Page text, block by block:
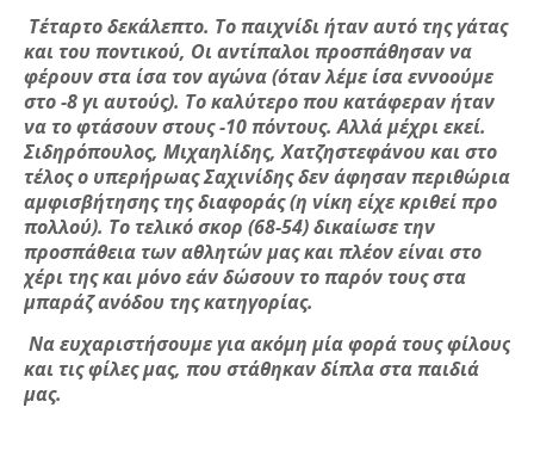
Τέταρτο δεκάλεπτο. Το παιχνίδι ήταν αυτό της γάτας
και του ποντικού, Οι αντίπαλοι προσπάθησαν να
φέρουν στα ίσα τον αγώνα (όταν λέμε ίσα εννοούμε
στο -8 γι αυτούς). Το καλύτερο που κατάφεραν ήταν
να το φτάσουν στους -10 πόντους. Αλλά μέχρι εκεί.
Σιδηρόπουλος, Μιχαηλίδης, Χατζηστεφάνου και στο
τέλος ο υπερήρωας Σαχινίδης δεν άφησαν περιθώρια
αμφισβήτησης της διαφοράς (η νίκη είχε κριθεί προ
πολλού). Το τελικό σκορ (68-54) δικαίωσε την
προσπάθεια των αθλητών μας και πλέον είναι στο
χέρι της και μόνο εάν δώσουν το παρόν τους στα
μπαράζ ανόδου της κατηγορίας.
Να ευχαριστήσουμε για ακόμη μία φορά τους φίλους
και τις φίλες μας, που στάθηκαν δίπλα στα παιδιά
μας.